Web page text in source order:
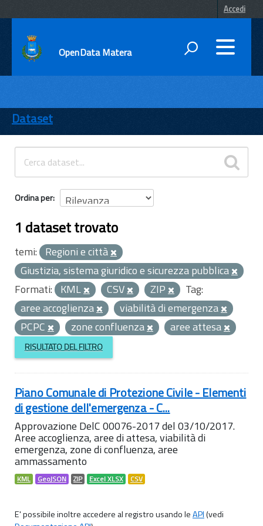
Accedi
OpenData Matera
ENTI
TEMI
INFORMAZIONI
Dataset
Ordina per
1 dataset trovato
temi: Regioni e città
Giustizia, sistema giuridico e sicurezza pubblica
Formati: KML CSV ZIP
Tag:
aree accoglienza
viabilità di emergenza
PCPC
zone confluenza aree attesa
RISULTATO DEL FILTRO
Piano Comunale di Protezione Civile - Elementi
di gestione dell'emergenza - C...
Approvazione DelC 00076-2017 del 03/10/2017.
Aree accoglienza, aree di attesa, viabilità di
emergenza, zone di confluenza, aree
ammassamento
KML GeoJSON ZIP Excel XLSX CSV
E' possibile inoltre accedere al registro usando leAPI(vedi